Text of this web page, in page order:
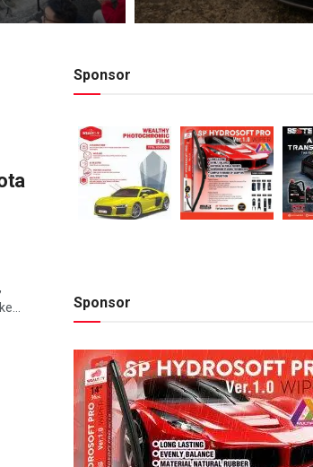
Sponsor
Sponsor